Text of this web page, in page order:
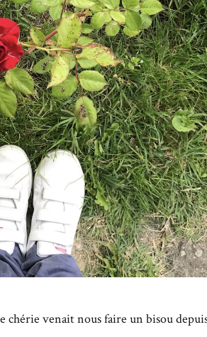
chérie venait nous faire un bisou